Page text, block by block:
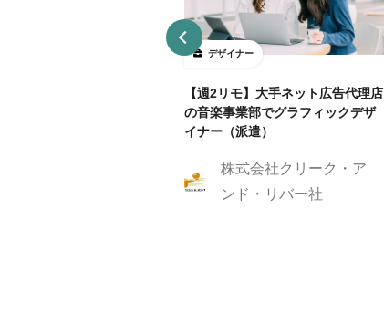
デザイナー
【週2リモ】大手ネット広告代理店
の音楽事業部でグラフィックデザ
イナー（派遣）
株式会社クリーク・ア
ンド・リバー社